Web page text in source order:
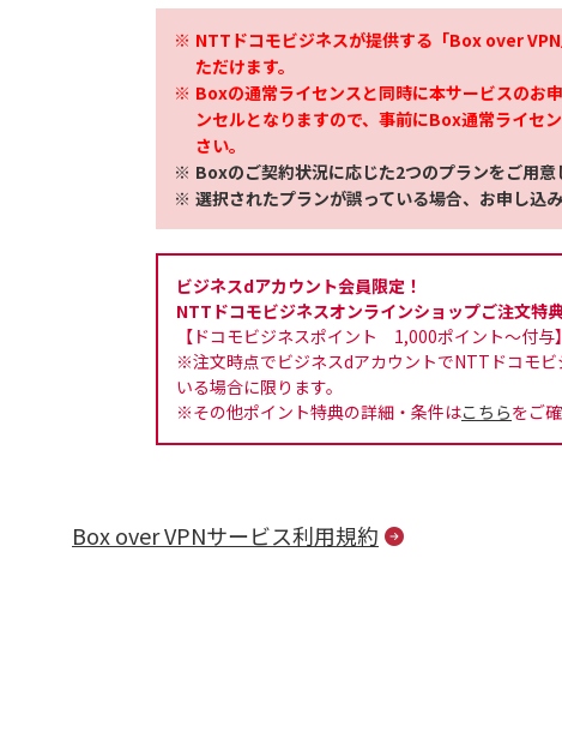
NTTドコモビジネスが提供する「Box over
ただけます。
Boxの通常ライセンスと同時に本サービスのお
ンセルとなりますので、事前にBox通常ライセ
さい。
Boxのご契約状況に応じた2つのプランをご用意
選択されたプランが誤っている場合、お申し込
ビジネスdアカウント会員限定！
NTTドコモビジネスオンラインショップご注文特
【ドコモビジネスポイント 1,000ポイント～付与】
※注文時点でビジネスdアカウントでNTTドコモ
いる場合に限ります。
※その他ポイント特典の詳細・条件はこちらをご
Box over VPNサービス利用規約